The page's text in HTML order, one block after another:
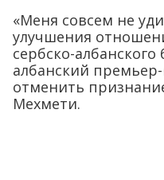
«Меня совсем не
улучшения
сербско-
албанский
отменить
Мехмети.